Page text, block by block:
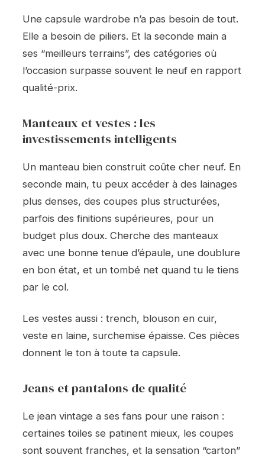
Une capsule wardrobe n’a pas besoin de tout.
Elle a besoin de piliers. Et la seconde main a
ses “meilleurs terrains”, des catégories où
l’occasion surpasse souvent le neuf en rapport
qualité-prix.
Manteaux et vestes : les
investissements intelligents
Un manteau bien construit coûte cher neuf. En
seconde main, tu peux accéder à des lainages
plus denses, des coupes plus structurées,
parfois des finitions supérieures, pour un
budget plus doux. Cherche des manteaux
avec une bonne tenue d’épaule, une doublure
en bon état, et un tombé net quand tu le tiens
par le col.
Les vestes aussi : trench, blouson en cuir,
veste en laine, surchemise épaisse. Ces pièces
donnent le ton à toute ta capsule.
Jeans et pantalons de qualité
Le jean vintage a ses fans pour une raison :
certaines toiles se patinent mieux, les coupes
sont souvent franches, et la sensation “carton”